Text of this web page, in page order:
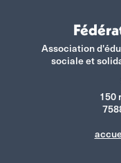
Association
sociale et
150